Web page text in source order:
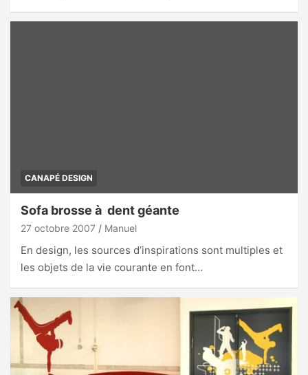
CANAPÉ DESIGN
Sofa brosse à dent géante
27 octobre 2007 Manuel
En design, les sources d’inspirations sont multiples et
les objets de la vie courante en font…